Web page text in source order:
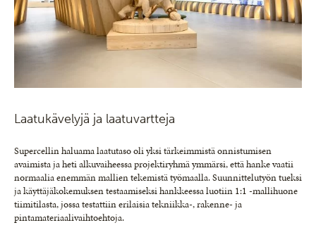
Laatukävelyjä ja laatuvartteja
Supercellin haluama laatutaso oli yksi tärkeimmistä onnistumisen
avaimista ja heti alkuvaiheessa projektiryhmä ymmärsi, että hanke vaatii
normaalia enemmän mallien tekemistä työmaalla. Suunnittelutyön tueksi
ja käyttäjäkokemuksen testaamiseksi hankkeessa luotiin 1:1 -mallihuone
tiimitilasta, jossa testattiin erilaisia tekniikka-, rakenne- ja
pintamateriaalivaihtoehtoja.